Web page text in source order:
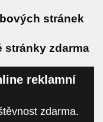
stránek
stránky zdarma
reklamní
zdarma.